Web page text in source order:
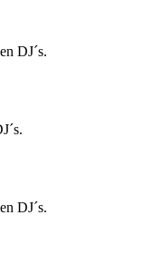
DJ´s.
DJ´s.